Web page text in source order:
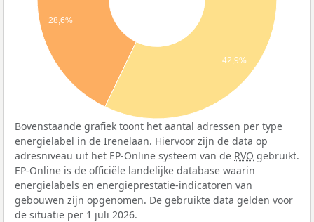
28,6%
42,9%
Bovenstaande grafiek toont het aantal adressen per type
energielabel in de Irenelaan. Hiervoor zijn de data op
adresniveau uit het EP-Online systeem van de RVO gebruikt.
EP-Online is de officiële landelijke database waarin
energielabels en energieprestatie-indicatoren van
gebouwen zijn opgenomen. De gebruikte data gelden voor
de situatie per 1 juli 2026.